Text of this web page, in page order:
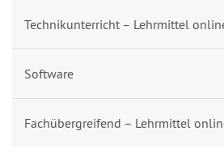
Technikunterricht – Lehrmittel
Software
Fachübergreifend – Lehrmittel